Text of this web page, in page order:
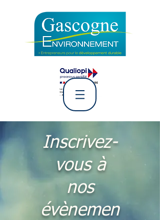
L' Association Gascogne
Environnement
Inscrivez-
vous à
nos
évènemen